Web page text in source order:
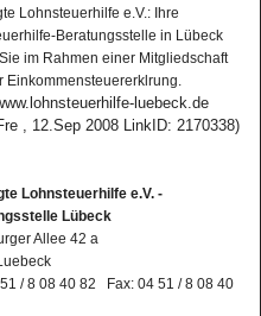
Lohnsteuerhilfe e.V.: Ihre
Beratungsstelle in Lübeck
im Rahmen einer Mitgliedschaft
Einkommensteuererklrung.
luebeck.de
, 12.Sep 2008 LinkID: 2170338)
Lohnsteuerhilfe e.V. -
Lübeck
Allee 42 a
/ 8 08 40 82 Fax: 04 51 / 8 08 40